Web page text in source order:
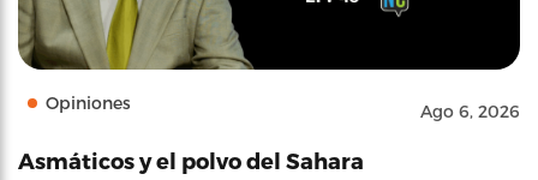
Opiniones Ago 6, 2026
Asmáticos y el polvo del Sahara